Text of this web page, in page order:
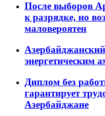
После выборов
к разрядке, но
маловероятен
энергетическим
Диплом без
гарантирует
Азербайджане